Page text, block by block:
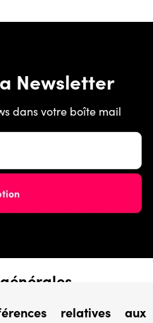
Newsletter
dans votre boîte mail
relatives aux